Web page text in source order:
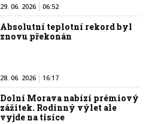
29. 06. 2026 06:52
Absolutní teplotní rekord byl
znovu překonán
28. 06. 2026 16:17
Dolní Morava nabízí prémiový
zážitek. Rodinný výlet ale
vyjde na tisíce